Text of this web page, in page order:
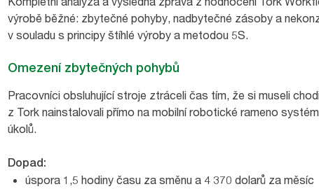
výrobě běžné: zbytečné pohyby, nadbytečné zásoby a
v souladu s principy štíhlé výroby a metodou 5S.
Omezení zbytečných pohybů
Pracovníci obsluhující stroje ztráceli čas tím, že si museli
z Tork nainstalovali přímo na mobilní robotické rameno
úkolů.
Dopad:
úspora 1,5 hodiny času za směnu a 4 370 dolarů za měsíc